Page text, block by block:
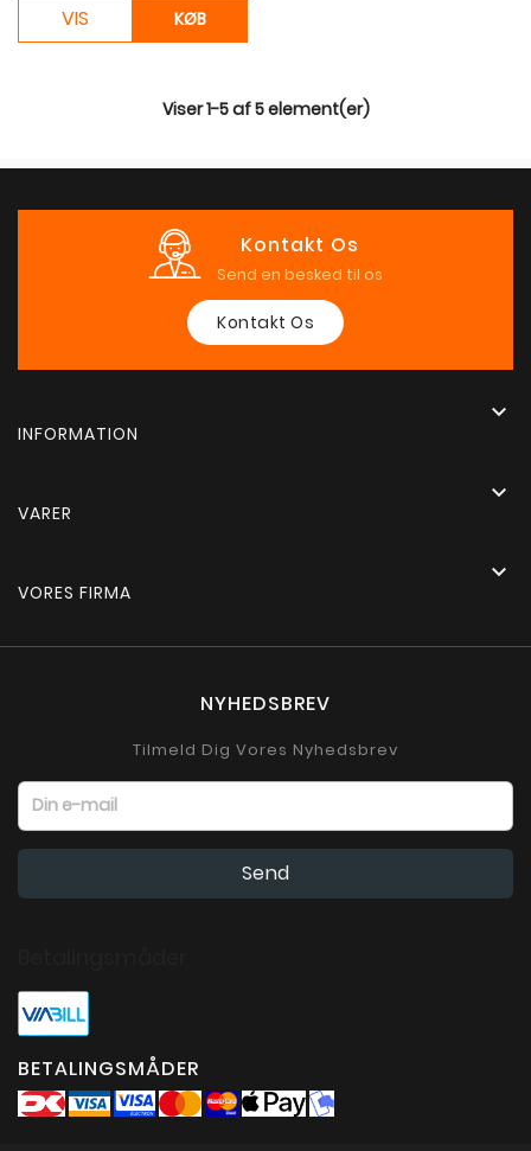
VIS KØB
Viser 1-5 af 5 element(er)
Kontakt Os
Send en besked til os
Kontakt Os
INFORMATION

VARER

VORES FIRMA

NYHEDSBREV
Tilmeld Dig Vores Nyhedsbrev
BETALINGSMÅDER